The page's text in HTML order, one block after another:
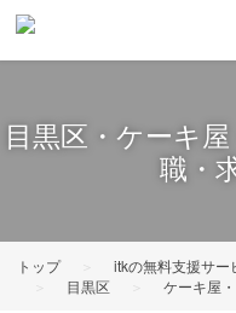
目黒区・ケーキ
職・
トップ itkの無料支援サー
目黒区 ケーキ屋